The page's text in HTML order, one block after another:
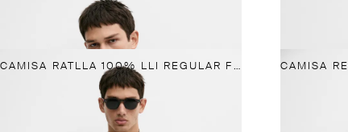
CAMISA RATLLA 100% LLI REGULAR FIT